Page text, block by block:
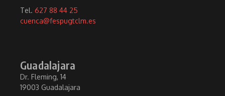
Tel. 627 88 44 25
cuenca@fespugtclm.es
Guadalajara
Dr. Fleming, 14
19003 Guadalajara